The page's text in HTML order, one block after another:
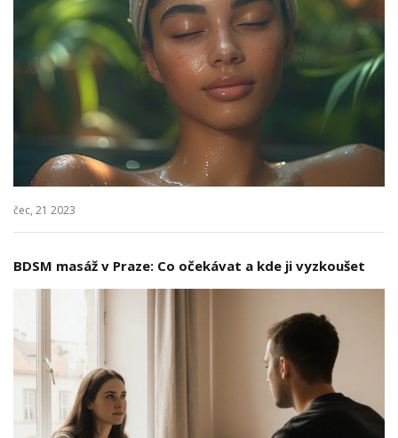
čec, 21 2023
BDSM masáž v Praze: Co očekávat a kde ji vyzkoušet